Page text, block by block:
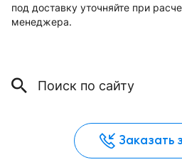
под доставку уточняйте при
менеджера.
Заказать